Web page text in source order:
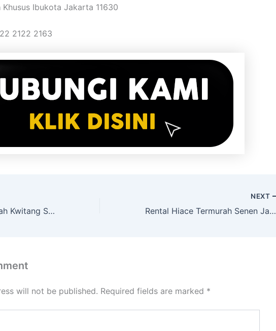
Khusus Ibukota Jakarta 11630
2122 2163
Rental Hiace Termurah Kwitang Senen Jakarta Pusat
NEXT
Rental Hiace Termurah Senen Jakarta Pusat
will not be published. Required fields are marked *